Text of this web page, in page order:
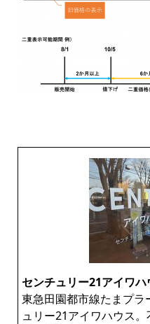
センチュリー21アイワハ
東急田園都市線たまプ
ュリー21アイワハウス